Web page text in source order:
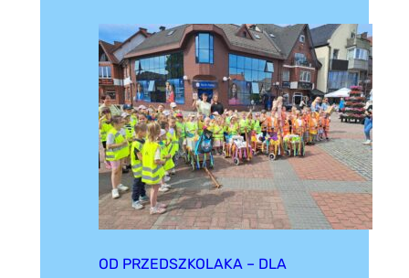
OD PRZEDSZKOLAKA – DLA